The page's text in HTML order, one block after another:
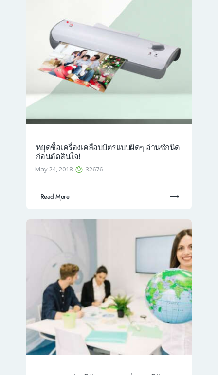
หยุดซื้อเครื่องเคลือบบัตรแบบผิดๆ อ่านซักนิด
ก่อนตัดสินใจ!
May 24, 2018 32676
Read More